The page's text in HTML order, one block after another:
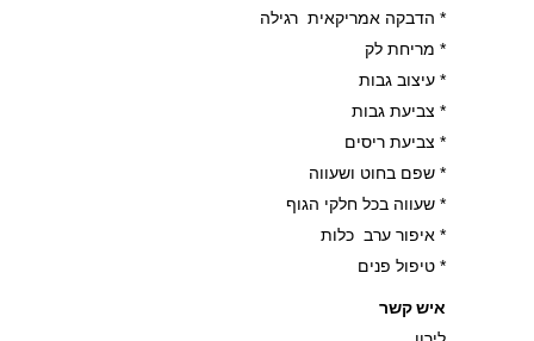
* הדבקה אמריקאית רגילה
* מריחת לק
* עיצוב גבות
* צביעת גבות
* צביעת ריסים
* שפם בחוט ושעווה
* שעווה בכל חלקי הגוף
* איפור ערב כלות
* טיפול פנים
איש קשר